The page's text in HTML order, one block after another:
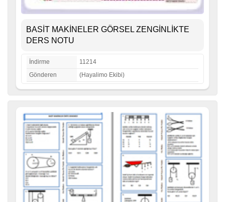
BASİT MAKİNELER GÖRSEL ZENGİNLİKTE
DERS NOTU
İndirme
11214
Gönderen
(Hayalimo Ekibi)